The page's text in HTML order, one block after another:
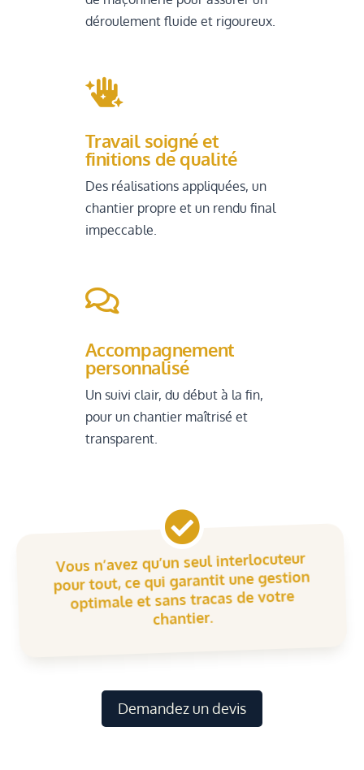
déroulement fluide et rigoureux.

Travail soigné et
finitions de qualité
Des réalisations appliquées, un
chantier propre et un rendu final
impeccable.

Accompagnement
personnalisé
Un suivi clair, du début à la fin,
pour un chantier maîtrisé et
transparent.

Vous n’avez qu’un seul interlocuteur
pour tout, ce qui garantit une gestion
optimale et sans tracas de votre
chantier.
Demandez un devis